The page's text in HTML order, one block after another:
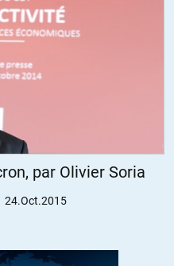
qu’ils montent les
progressivement (petits
à long terme. Au niveau du
intérêt qu’il y ait des gros
Saoudite (surtout), et
prendre leur
son armée, face à
par Olivier Soria
24.Oct.2015